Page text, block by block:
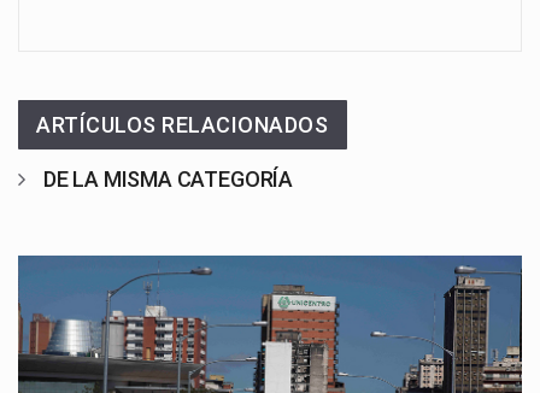
ARTÍCULOS RELACIONADOS
DE LA MISMA CATEGORÍA